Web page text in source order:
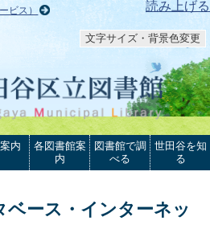
読み上げる
ビス）
文字サイズ・背景色変更
内
各図書館案
内
図書館で調
べる
世田谷を知
る
ース・インターネッ